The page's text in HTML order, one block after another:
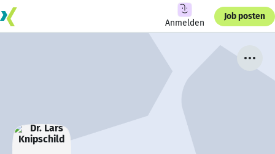
Anmelden
Job posten